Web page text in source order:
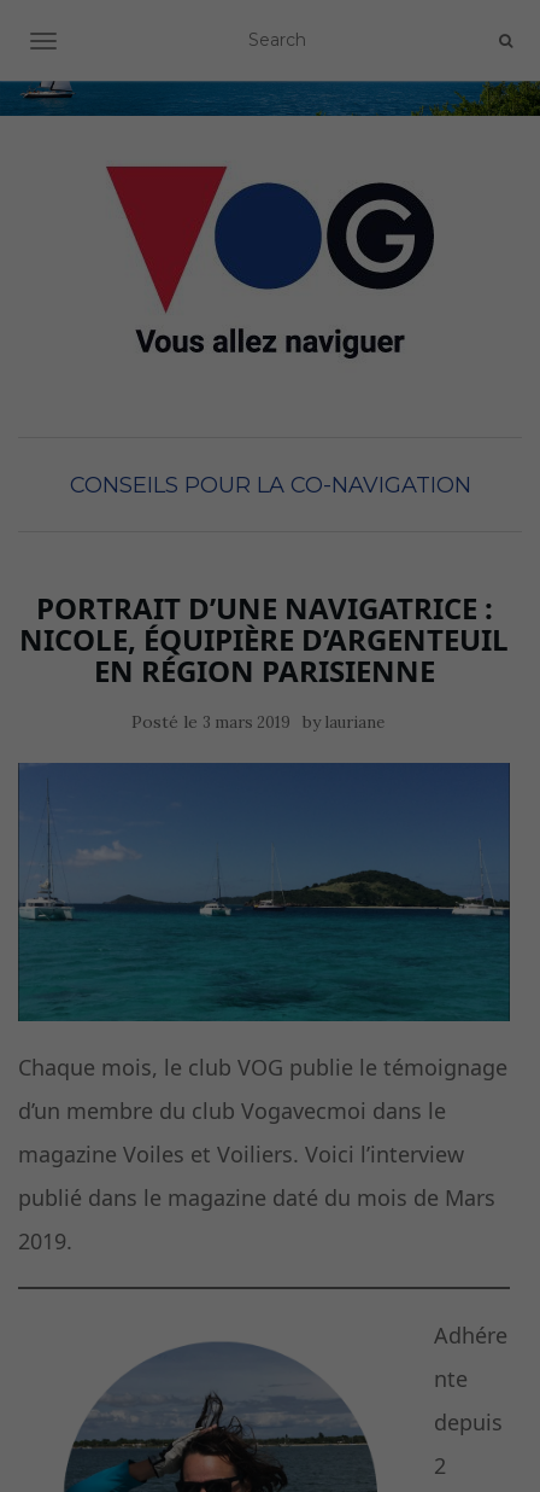
OUVRIR/FERMER LA NAVIGATION
CONSEILS POUR LA CO-NAVIGATION
PORTRAIT D’UNE NAVIGATRICE :
NICOLE, ÉQUIPIÈRE D’ARGENTEUIL
EN RÉGION PARISIENNE
Posté le 3 mars 2019 bylauriane
Chaque mois, le club VOG publie le témoignage
d’un membre du club Vogavecmoi dans le
magazine Voiles et Voiliers. Voici l’interview
publié dans le magazine daté du mois de Mars
2019.
Adhére
nte
depuis
2